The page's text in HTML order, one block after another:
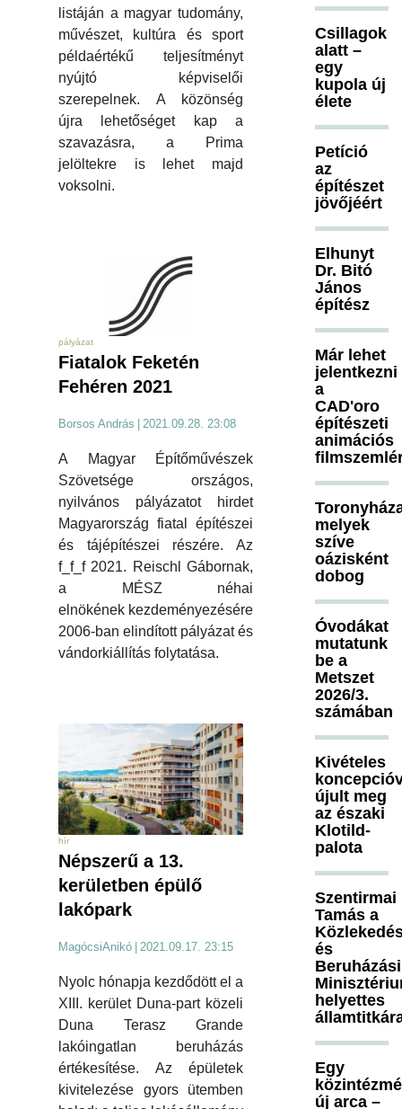
listáján a magyar tudomány,
művészet, kultúra és sport
példaértékű teljesítményt
nyújtó képviselői
szerepelnek. A közönség
újra lehetőséget kap a
szavazásra, a Prima
jelöltekre is lehet majd
voksolni.
pályázat
Fiatalok Feketén
Fehéren 2021
Borsos András 2021.09.28. 23:08
A Magyar Építőművészek
Szövetsége országos,
nyilvános pályázatot hirdet
Magyarország fiatal építészei
és tájépítészei részére. Az
f_f_f 2021. Reischl Gábornak,
a MÉSZ néhai
elnökének kezdeményezésére
2006-ban elindított pályázat és
vándorkiállítás folytatása.
hír
Népszerű a 13.
kerületben épülő
lakópark
MagócsiAnikó 2021.09.17. 23:15
Nyolc hónapja kezdődött el a
XIII. kerület Duna-part közeli
Duna Terasz Grande
lakóingatlan beruházás
értékesítése. Az épületek
kivitelezése gyors ütemben
Csillagok
alatt –
egy
kupola új
élete
Petíció
az
építészet
jövőjéért
Elhunyt
Dr. Bitó
János
építész
Már lehet
jelentkezni
a
CAD'oro
építészeti
animációs
melyek
szíve
oázisként
dobog
Óvodákat
mutatunk
be a
Metszet
2026/3.
számában
Kivételes
újult meg
az északi
Klotild-
palota
Szentirmai
Tamás a
és
Beruházási
helyettes
Egy
új arca –